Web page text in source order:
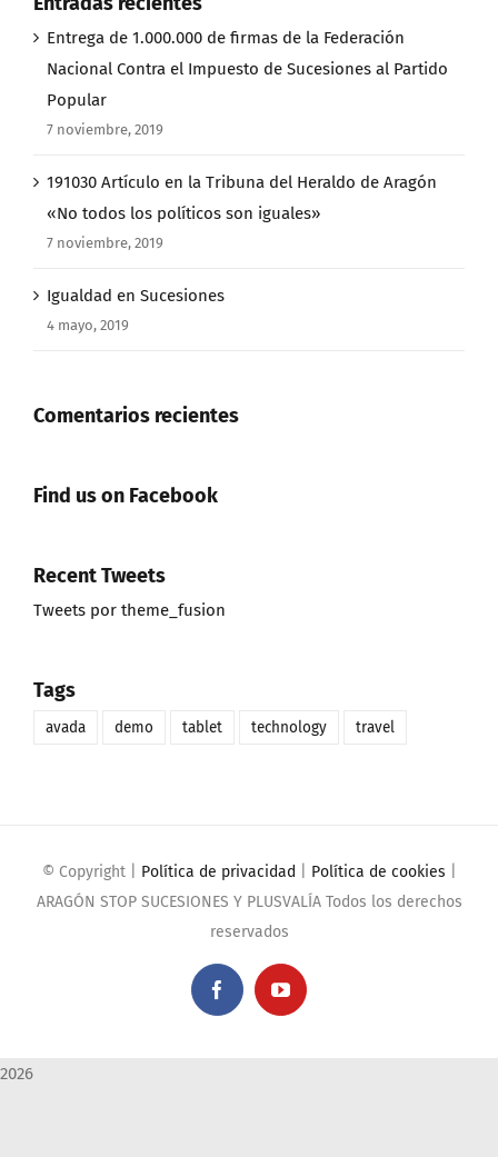
Entrega de 1.000.000 de firmas de la Federación
Nacional Contra el Impuesto de Sucesiones al Partido
Popular
7 noviembre, 2019
191030 Artículo en la Tribuna del Heraldo de Aragón
«No todos los políticos son iguales»
7 noviembre, 2019
Igualdad en Sucesiones
4 mayo, 2019
Comentarios recientes
Find us on Facebook
Recent Tweets
Tweets por theme_fusion
Tags
avada demo tablet technology travel
© Copyright Política de privacidad Política de cookies
ARAGÓN STOP SUCESIONES Y PLUSVALÍA Todos los derechos
reservados
FacebookYouTube
2026